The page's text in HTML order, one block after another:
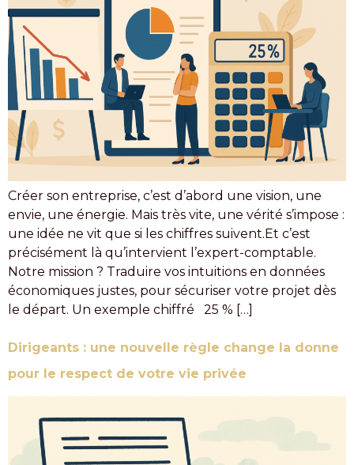
Créer son entreprise, c’est d’abord une vision, une
envie, une énergie. Mais très vite, une vérité s’impose :
une idée ne vit que si les chiffres suivent.Et c’est
précisément là qu’intervient l’expert-comptable.
Notre mission ? Traduire vos intuitions en données
économiques justes, pour sécuriser votre projet dès
le départ. Un exemple chiffré 25 % […]
Dirigeants : une nouvelle règle change la donne
pour le respect de votre vie privée